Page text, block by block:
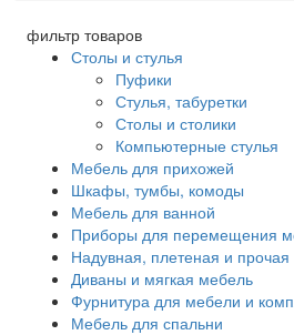
фильтр товаров
Столы и стулья
Пуфики
Стулья, табуретки
Столы и столики
Компьютерные стулья
Мебель для прихожей
Шкафы, тумбы, комоды
Мебель для ванной
Приборы для перемещения
Надувная, плетеная и
Диваны и мягкая мебель
Фурнитура для мебели и
Мебель для спальни